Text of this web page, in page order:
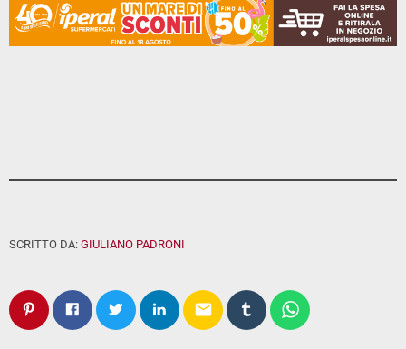
SCRITTO DA: GIULIANO PADRONI
email